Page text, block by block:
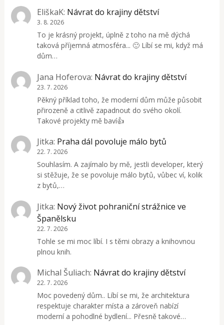
EliškaK: Návrat do krajiny dětství
3. 8. 2026
To je krásný projekt, úplně z toho na mě dýchá
taková příjemná atmosféra... 🙂 Líbí se mi, když má
dům…
Jana Hoferova: Návrat do krajiny dětství
23. 7. 2026
Pěkný příklad toho, že moderní dům může působit
přirozeně a citlivě zapadnout do svého okolí.
Takové projekty mě baví👍
Jitka: Praha dál povoluje málo bytů
22. 7. 2026
Souhlasím. A zajímalo by mě, jestli developer, který
si stěžuje, že se povoluje málo bytů, vůbec ví, kolik
z bytů,…
Jitka: Nový život pohraniční strážnice ve
Španělsku
22. 7. 2026
Tohle se mi moc líbí. I s těmi obrazy a knihovnou
plnou knih.
Michal Šuliach: Návrat do krajiny dětství
22. 7. 2026
Moc povedený dům.. Líbí se mi, že architektura
respektuje charakter místa a zároveň nabízí
moderní a pohodlné bydlení... Přesně takové…